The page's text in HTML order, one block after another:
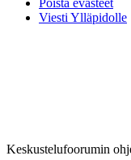
Viesti Ylläpidolle
Keskustelufoorumin